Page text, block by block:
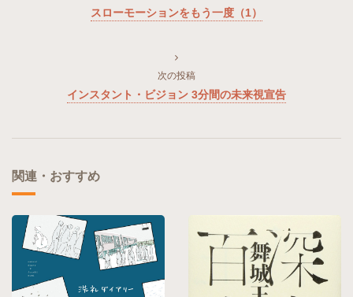
スローモーションをもう一度（1）
次の投稿
インスタント・ビジョン 3分間の未来視宣告
関連・おすすめ